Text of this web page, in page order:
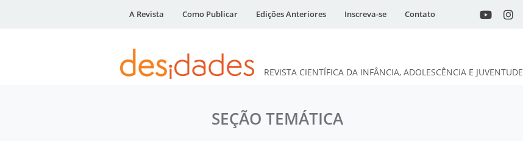
A Revista Como Publicar Edições Anteriores Inscreva-se Contato
DESidades
REVISTA CIENTÍFICA DA INFÂNCIA, ADOLESCÊNCIA E JUVENTUDE
SEÇÃO TEMÁTICA